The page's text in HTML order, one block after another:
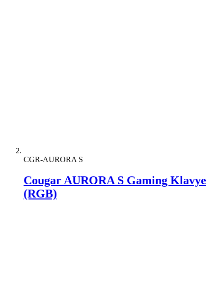
CGR-AURORA S
Cougar AURORA S Gaming Klavye
(RGB)